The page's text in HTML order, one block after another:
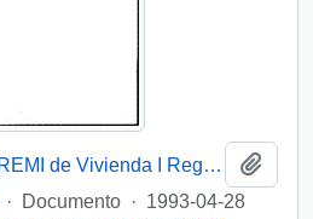
[Orden N° 0311 de SEREMI de Vivienda I Región]
· Documento · 1993-04-28